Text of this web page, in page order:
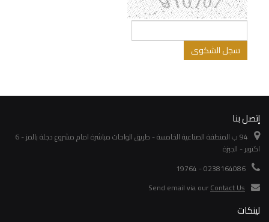
إتصل بنا
94 ب المنطقة الصناعية الخامسة - طريق الواحات مباشرة امام مشروع دجلة بالمز - 6
اكتوبر - الجيزة
0238164086 - 19764
Send email via ourContact Us
لينكات